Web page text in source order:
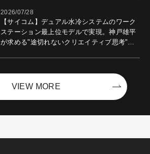
2026/07/28
【サイコム】デュアル水冷システムのワーク
ステーション最上位モデルで実現。神戸雄平
が求める"途切れないクリエイティブ思考"｜
VIEW MORE